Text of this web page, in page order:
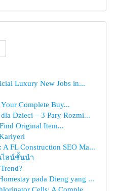
Luxury New Jobs in...
Complete Buy...
Dzieci – 3 Pary Rozmi...
Original Item...
FL Construction SEO Ma...
ลน์ชั้นนำ
pada Dieng yang ...